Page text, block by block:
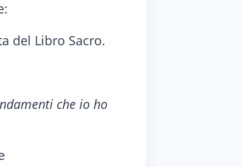
del Libro Sacro.
che io ho